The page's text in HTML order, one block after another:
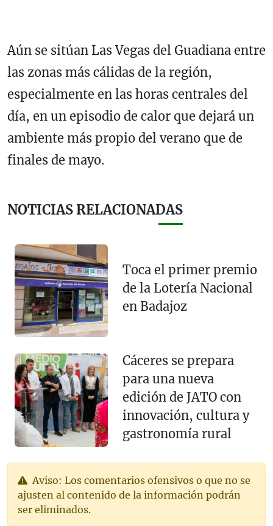
Aún se sitúan Las Vegas del Guadiana entre
las zonas más cálidas de la región,
especialmente en las horas centrales del
día, en un episodio de calor que dejará un
ambiente más propio del verano que de
finales de mayo.
NOTICIAS RELACIONADAS
Toca el primer premio
de la Lotería Nacional
en Badajoz
Cáceres se prepara
para una nueva
edición de JATO con
innovación, cultura y
gastronomía rural
Aviso: Los comentarios ofensivos o que no se
ajusten al contenido de la información podrán
ser eliminados.